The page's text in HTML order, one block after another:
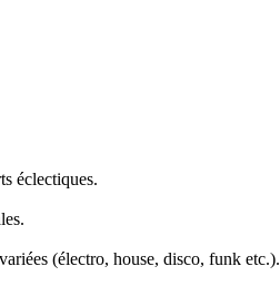
éclectiques.
(électro, house, disco, funk etc.).